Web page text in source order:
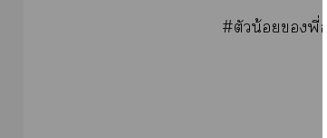
#ตัวน้อยพี่อชิ